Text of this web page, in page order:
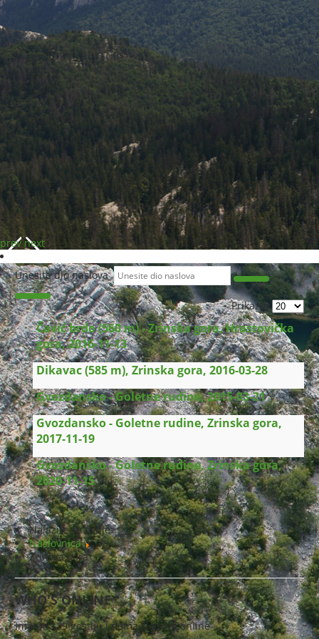
prev next
Unesite dio naslova
Prikaz #
Čavić brdo (560 m) - Zrinska gora, Hrastovička
gora, 2016-11-13
Dikavac (585 m), Zrinska gora, 2016-03-28
Gvozdansko - Goletne rudine, 2015-03-21
Gvozdansko - Goletne rudine, Zrinska gora,
2017-11-19
Gvozdansko - Goletne rudine, Zrinska gora,
2020-11-15
Nalazite se ovdje:
Naslovnica
Zrinska gora
WHO'S ONLINE
Imamo 139 gostiju i nema članova online